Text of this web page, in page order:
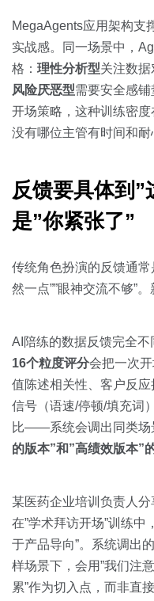
MegaAgents应用架构支
实战感。同一场景中，
格： 理性分析型关注数据
风险厌恶型需要安全感
开场策略，这种训练密
没有哪位主管有时间和耐
反馈要具体到”
是”你紧张了”
传统角色扮演的反馈通常
然一点””眼神交流不够”
AI陪练的数据反馈完全
16个粒度评分会把一次
值陈述相关性、客户反
信号（语速/停顿/填充词
比——系统会调出同类场
的版本”和”高绩效版本”
某医药企业培训负责人
在”学术拜访开场”训练中
于产品导向”。系统调出
样场景下，会用”我们注
累”作为切入点，而非直